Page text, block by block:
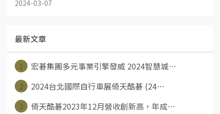
2024-03-07
最新文章
1
宏碁集團多元事業引擎發威 2024智慧城⋯
2
2024台北國際自行車展倚天酷碁 (24⋯
3
倚天酷碁2023年12月營收創新高，年成⋯